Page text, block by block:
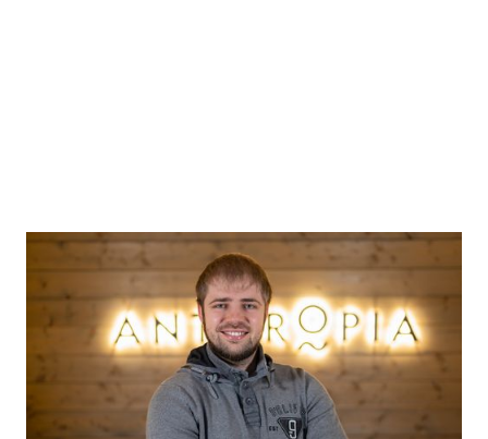
Digi-EP
Digitale Erlebnispädagogik als SaaS ermöglicht
individualisierte Förderung der
Persönlichkeitsentwicklung, wie sie wegen fehlender
Ressourcen im Bildungsbereich kaum möglich ist.